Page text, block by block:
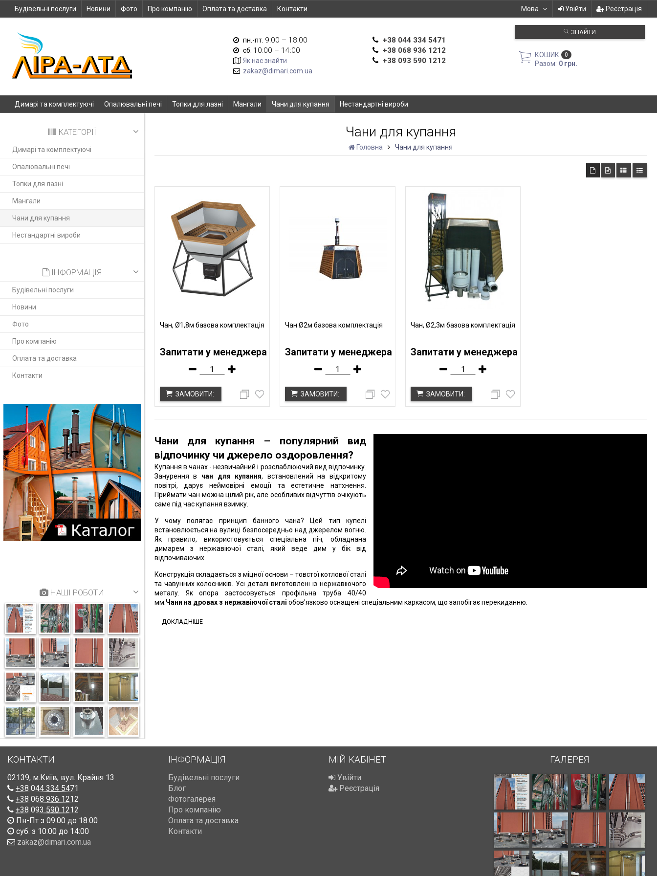
Будівельні послуги Новини Фото Про компанію Оплата та доставка Контакти Мова Увійти Реєстрація
пн.-пт. 9:00 – 18:00
сб. 10:00 – 14:00
Як нас знайти
zakaz@dimari.com.ua
+38 044 334 5471
+38 068 936 1212
+38 093 590 1212
ЗНАЙТИ
КОШИК 0
Разом: 0 грн.
Димарі та комплектуючі Опалювальні печі Топки для лазні Мангали Чани для купання Нестандартні вироби
КАТЕГОРІЇ
Димарі та комплектуючі
Опалювальні печі
Топки для лазні
Мангали
Чани для купання
Нестандартні вироби
ІНФОРМАЦІЯ
Будівельні послуги
Новини
Фото
Про компанію
Оплата та доставка
Контакти
НАШІ РОБОТИ
Чани для купання
Головна Чани для купання
Чан, Ø1,8м базова комплектація
Запитати у менеджера
ЗАМОВИТИ:
Чан Ø2м базова комплектація
Запитати у менеджера
ЗАМОВИТИ:
Чан, Ø2,3м базова комплектація
Запитати у менеджера
ЗАМОВИТИ:
Чани для купання – популярний вид
відпочинку чи джерело оздоровлення?
Купання в чанах - незвичайний і розслаблюючий вид відпочинку.
Занурення в чан для купання, встановлений на відкритому
повітрі, дарує неймовірні емоції та естетичне натхнення.
Приймати чан можна цілий рік, але особливих відчуттів очікують
саме під час купання взимку.
У чому полягає принцип банного чана? Цей тип купелі
встановлюється на вулиці безпосередньо над джерелом вогню.
Як правило, використовується спеціальна піч, обладнана
димарем з нержавіючої сталі, який веде дим у бік від
відпочиваючих.
Конструкція складається з міцної основи – товстої котлової сталі
та чавунних колосників. Усі деталі виготовлені із нержавіючого
металу. Як опора застосовується профільна труба 40/40
мм. Чани на дровах з нержавіючої сталі обов'язково оснащені спеціальним каркасом, що запобігає перекиданню.
ДОКЛАДНІШЕ
КОНТАКТИ
02139, м.Київ, вул. Крайня 13
+38 044 334 5471
+38 068 936 1212
+38 093 590 1212
Пн-Пт з 09:00 до 18:00
суб. з 10:00 до 14:00
zakaz@dimari.com.ua
ІНФОРМАЦІЯ
Будівельні послуги
Блог
Фотогалерея
Про компанію
Оплата та доставка
Контакти
МІЙ КАБІНЕТ
Увійти
Реєстрація
ГАЛЕРЕЯ